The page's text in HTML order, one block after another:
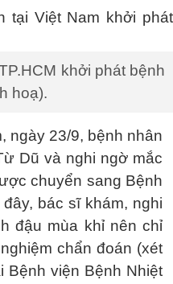
khởi phát bệnh
hoạ).
ngày 23/9, bệnh nhân
Dũ và nghi ngờ mắc
chuyển sang Bệnh
bác sĩ khám, nghi
đậu mùa khỉ nên chỉ
chẩn đoán (xét
Bệnh viện Bệnh Nhiệt